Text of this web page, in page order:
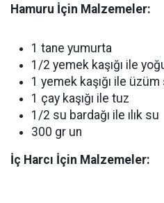
Hamuru İçin Malzemeler:
1 tane yumurta
1/2 yemek kaşığı ile
1 yemek kaşığı ile
1 çay kaşığı ile tuz
1/2 su bardağı ile ılık su
300 gr un
İç Harcı İçin Malzemeler: